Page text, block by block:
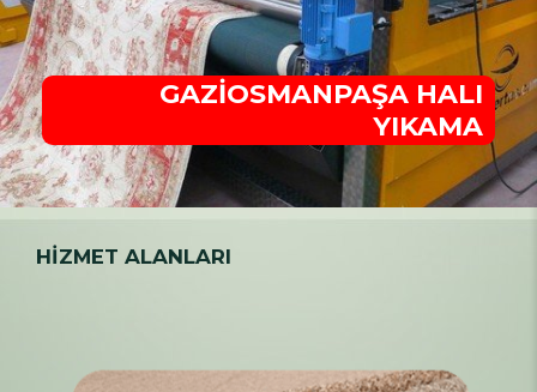
GAZİOSMANPAŞA HALI
YIKAMA
HİZMET ALANLARI